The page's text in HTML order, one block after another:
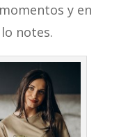
y en
notes.